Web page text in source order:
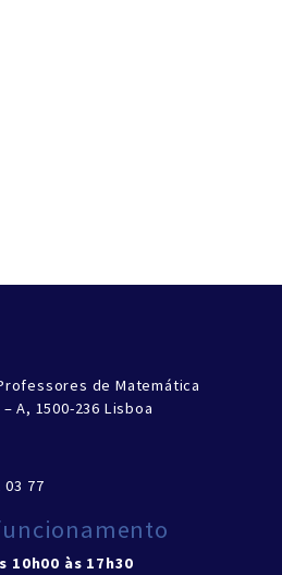
de Matemática
A, 1500-236 Lisboa
03 77
10h00 às 17h30